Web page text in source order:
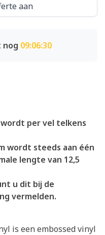
aan
nog 09:06:30
wordt per vel telkens
wordt steeds aan één
lengte van 12,5
u dit bij de
vermelden.
is een embossed vinyl